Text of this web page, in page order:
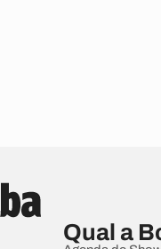
Qual a